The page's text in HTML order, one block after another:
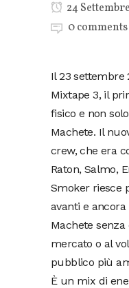
24
0 comments
Il 23 settembre
Mixtape 3, il
fisico e non
Machete. Il
crew, che era
Raton, Salmo,
Smoker riesce
avanti e
Machete
mercato o al
pubblico più
È un mix di